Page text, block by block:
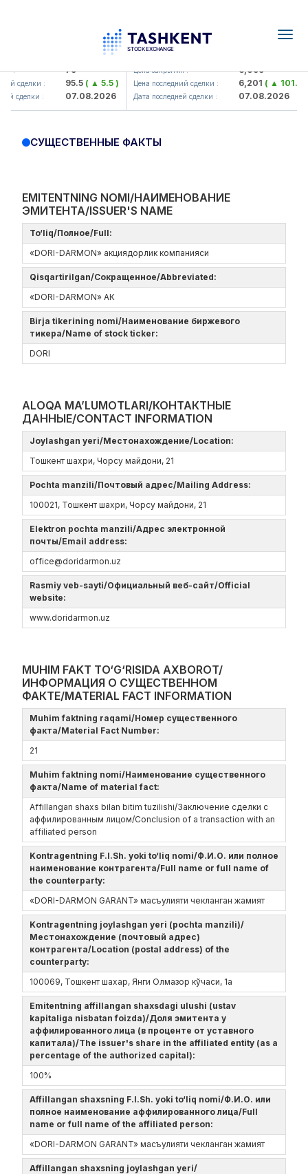
: 79
сделки : 95.5( ▲ 5.5 )
сделки : 07.08.2026
UZMK (<O'zmetkombinat> AJ)
Цена закрытия : 6,099
Цена последний сделки : 6,201( ▲ 101.04
Дата последней сделки : 07.08.2026
СУЩЕСТВЕННЫЕ ФАКТЫ
EMITENTNING NOMI/НАИМЕНОВАНИЕ
ЭМИТЕНТА/ISSUER'S NAME
To‘liq/Полное/Full:
«DORI-DARMON» акциядорлик компанияси
Qisqartirilgan/Сокращенное/Abbreviated:
«DORI-DARMON» АК
Birja tikerining nomi/Наименование биржевого
тикера/Name of stock ticker:
DORI
ALOQA MA’LUMOTLARI/КОНТАКТНЫЕ
ДАННЫЕ/CONTACT INFORMATION
Joylashgan yeri/Местонахождение/Location:
Тошкент шахри, Чорсу майдони, 21
Pochta manzili/Почтовый адрес/Mailing Address:
100021, Тошкент шахри, Чорсу майдони, 21
Elektron pochta manzili/Адрес электронной
почты/Email address:
office@doridarmon.uz
Rasmiy veb-sayti/Официальный веб-сайт/Official
website:
www.doridarmon.uz
MUHIM FAKT TO‘G‘RISIDA AXBOROT/
ИНФОРМАЦИЯ О СУЩЕСТВЕННОМ
ФАКТЕ/MATERIAL FACT INFORMATION
Muhim faktning raqami/Номер существенного
факта/Material Fact Number:
21
Muhim faktning nomi/Наименование существенного
факта/Name of material fact:
Affillangan shaxs bilan bitim tuzilishi/Заключение сделки с
аффилированным лицом/Conclusion of a transaction with an
affiliated person
Kontragentning F.I.Sh. yoki to‘liq nomi/Ф.И.О. или полное
наименование контрагента/Full name or full name of
the counterparty:
«DORI-DARMON GARANT» масъулияти чекланган жамият
Kontragentning joylashgan yeri (pochta manzili)/
Местонахождение (почтовый адрес)
контрагента/Location (postal address) of the
counterparty:
100069, Тошкент шахар, Янги Олмазор кўчаси, 1а
Emitentning affillangan shaxsdagi ulushi (ustav
kapitaliga nisbatan foizda)/Доля эмитента у
аффилированного лица (в проценте от уставного
капитала)/The issuer's share in the affiliated entity (as a
percentage of the authorized capital):
100%
Affillangan shaxsning F.I.Sh. yoki to‘liq nomi/Ф.И.О. или
полное наименование аффилированного лица/Full
name or full name of the affiliated person:
«DORI-DARMON GARANT» масъулияти чекланган жамият
Affillangan shaxsning joylashgan yeri/